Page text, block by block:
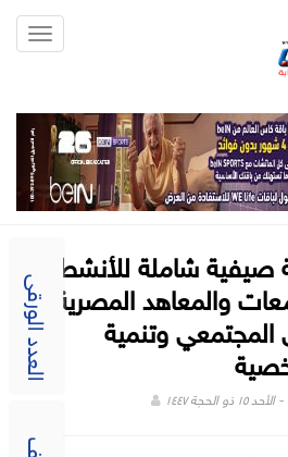
العدد الورقى
صيفية شاملة للأنشطة
والمعاهد المصرية
المجتمعي وتنمية